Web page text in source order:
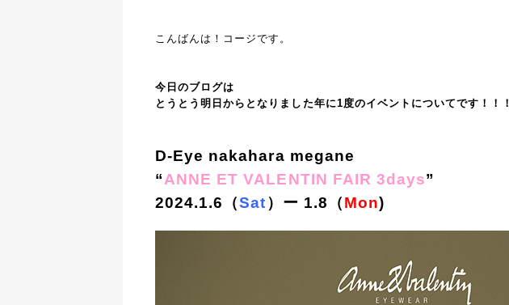
こんばんは！コージです。
今日のブログは
とうとう明日からとなりました年に1度のイベントについてです！！！
D-Eye nakahara megane
“ANNE ET VALENTIN FAIR 3days”
2024.1.6（Sat ）ー 1.8（Mon)